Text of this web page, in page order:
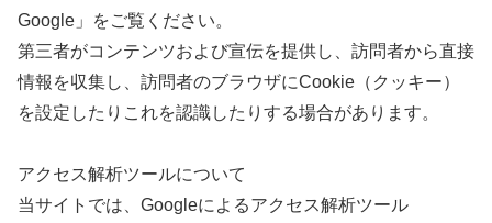
Google」をご覧ください。
第三者がコンテンツおよび宣伝を提供し、訪問者から直接
情報を収集し、訪問者のブラウザにCookie（クッキー）
を設定したりこれを認識したりする場合があります。
アクセス解析ツールについて
当サイトでは、Googleによるアクセス解析ツール